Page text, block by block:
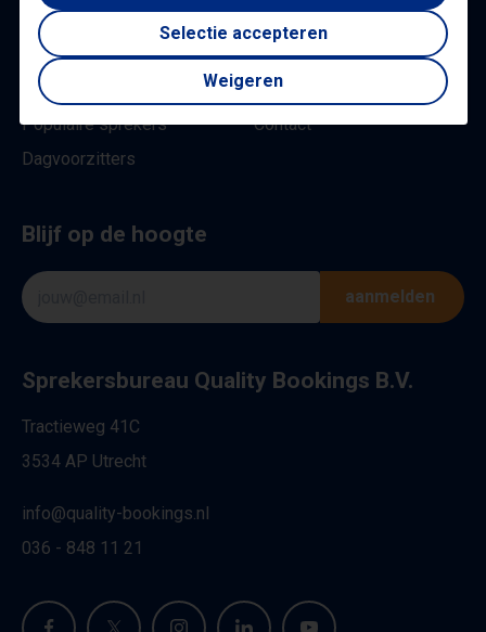
Sitemap
Alle sprekers
Onderwerpen
Populaire sprekers
Dagvoorzitters
Over ons
Aanmelden als spreker
Contact
Blijf op de hoogte
aanmelden
Sprekersbureau Quality Bookings B.V.
Tractieweg 41C
3534 AP Utrecht
info@quality-bookings.nl
036 - 848 11 21
Selectie accepteren
Weigeren